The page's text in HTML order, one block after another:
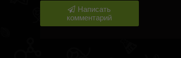
Написать
комментарий